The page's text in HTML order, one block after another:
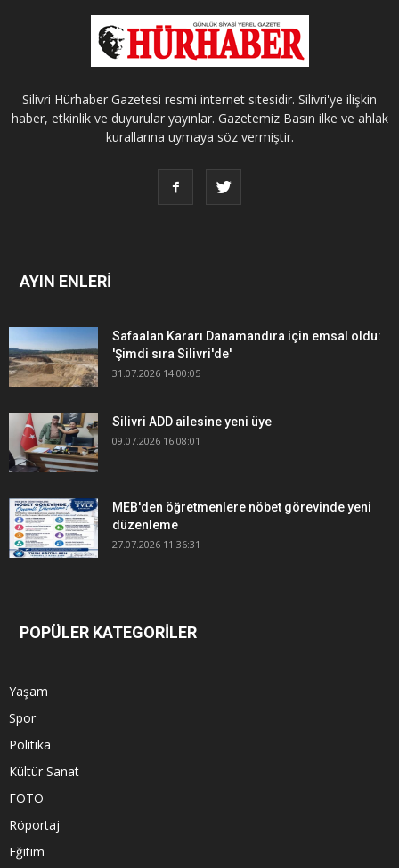
Silivri Hürhaber Gazetesi resmi internet sitesidir. Silivri'ye ilişkin
haber, etkinlik ve duyurular yayınlar. Gazetemiz Basın ilke ve ahlak
kurallarına uymaya söz vermiştir.
AYIN ENLERİ
Safaalan Kararı Danamandıra için emsal oldu:
'Şimdi sıra Silivri'de'
31.07.2026 14:00:05
Silivri ADD ailesine yeni üye
09.07.2026 16:08:01
MEB'den öğretmenlere nöbet görevinde yeni
düzenleme
27.07.2026 11:36:31
POPÜLER KATEGORİLER
Yaşam
Spor
Politika
Kültür Sanat
FOTO
Röportaj
Eğitim